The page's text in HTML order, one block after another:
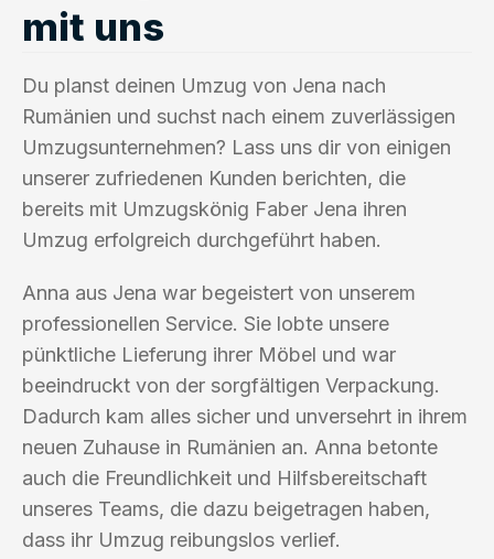
mit uns
Du planst deinen Umzug von Jena nach
Rumänien und suchst nach einem zuverlässigen
Umzugsunternehmen? Lass uns dir von einigen
unserer zufriedenen Kunden berichten, die
bereits mit Umzugskönig Faber Jena ihren
Umzug erfolgreich durchgeführt haben.
Anna aus Jena war begeistert von unserem
professionellen Service. Sie lobte unsere
pünktliche Lieferung ihrer Möbel und war
beeindruckt von der sorgfältigen Verpackung.
Dadurch kam alles sicher und unversehrt in ihrem
neuen Zuhause in Rumänien an. Anna betonte
auch die Freundlichkeit und Hilfsbereitschaft
unseres Teams, die dazu beigetragen haben,
dass ihr Umzug reibungslos verlief.